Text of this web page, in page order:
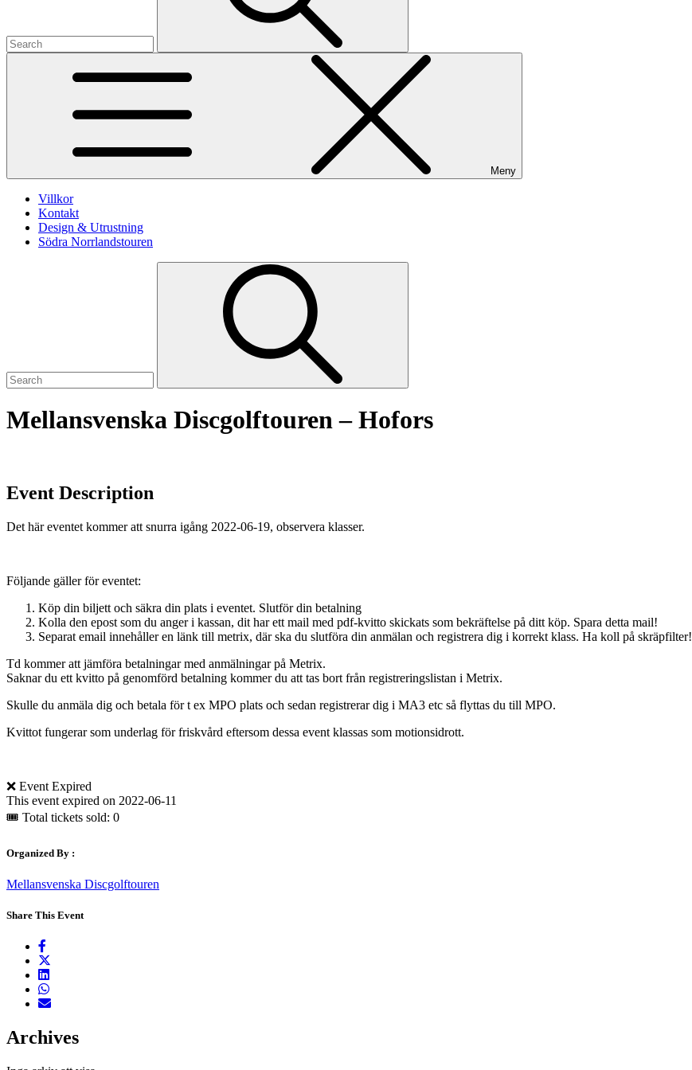
Meny
Villkor
Kontakt
Design & Utrustning
Södra Norrlandstouren
Mellansvenska Discgolftouren – Hofors
Event Description
Det här eventet kommer att snurra igång 2022-06-19, observera klasser.
Följande gäller för eventet:
Köp din biljett och säkra din plats i eventet. Slutför din betalning
Kolla den epost som du anger i kassan, dit har ett mail med pdf-kvitto skickats som bekräftelse på ditt köp. Spara detta mail!
Separat email innehåller en länk till metrix, där ska du slutföra din anmälan och registrera dig i korrekt klass. Ha koll på skräpfilter!
Td kommer att jämföra betalningar med anmälningar på Metrix.
Saknar du ett kvitto på genomförd betalning kommer du att tas bort från registreringslistan i Metrix.
Skulle du anmäla dig och betala för t ex MPO plats och sedan registrerar dig i MA3 etc så flyttas du till MPO.
Kvittot fungerar som underlag för friskvård eftersom dessa event klassas som motionsidrott.
❌ Event Expired
This event expired on 2022-06-11
🎟 Total tickets sold: 0
Organized By :
Mellansvenska Discgolftouren
Share This Event
Archives